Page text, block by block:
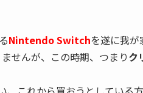
Nintendo Switchを遂に我が
せんが、この時期、つまりク